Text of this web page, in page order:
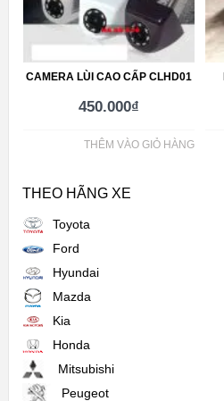
CAMERA LÙI CAO CẤP CLHD01
450.000₫
THÊM VÀO GIỎ HÀNG
THEO HÃNG XE
Toyota
Ford
Hyundai
Mazda
Kia
Honda
Mitsubishi
Peugeot